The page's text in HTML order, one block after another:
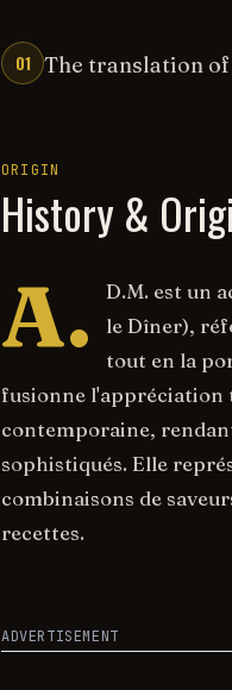
01 The translation
ORIGIN
History &
A.
D.M. est un
le Dîner),
tout en la
fusionne l'appréciation
contemporaine,
sophistiqués. Elle
combinaisons de
recettes.
ADVERTISEMENT